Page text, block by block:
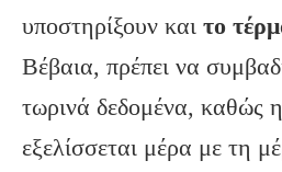
υποστηρίξουν και το
Βέβαια, πρέπει να
τωρινά δεδομένα, καθώς
εξελίσσεται μέρα με τη